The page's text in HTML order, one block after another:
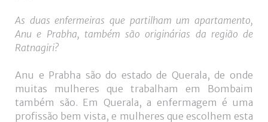
As duas enfermeiras que partilham um apartamento,
Anu e Prabha, também são originárias da região de
Ratnagiri?
Anu e Prabha são do estado de Querala, de onde
muitas mulheres que trabalham em Bombaim
também são. Em Querala, a enfermagem é uma
profissão bem vista, e mulheres que escolhem esta